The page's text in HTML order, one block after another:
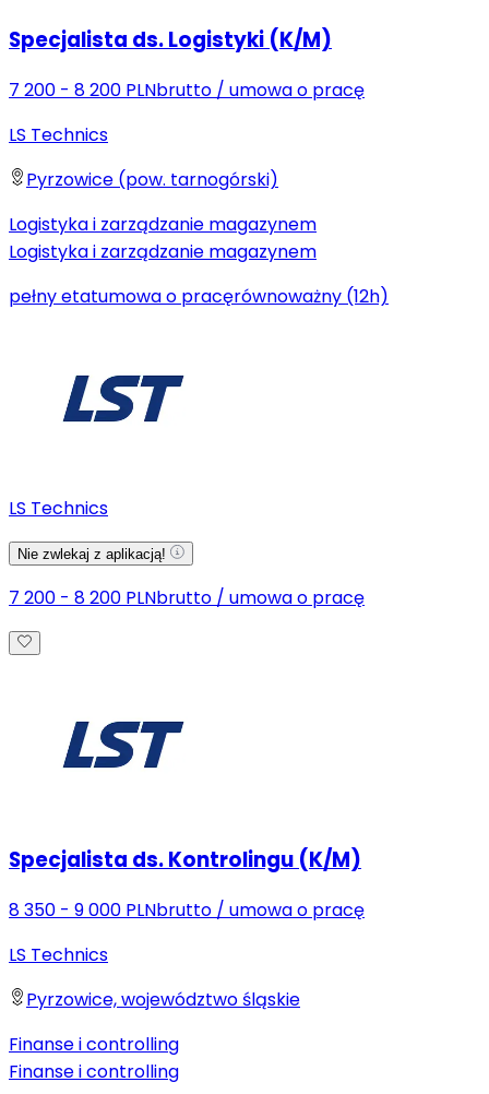
Specjalista ds. Logistyki (K/M)
7 200 - 8 200 PLNbrutto / umowa o pracę
LS Technics
Pyrzowice (pow. tarnogórski)
Logistyka i zarządzanie magazynem
Logistyka i zarządzanie magazynem
pełny etatumowa o pracęrównoważny (12h)
LS Technics
Nie zwlekaj z aplikacją!
7 200 - 8 200 PLNbrutto / umowa o pracę
Specjalista ds. Kontrolingu (K/M)
8 350 - 9 000 PLNbrutto / umowa o pracę
LS Technics
Pyrzowice, województwo śląskie
Finanse i controlling
Finanse i controlling